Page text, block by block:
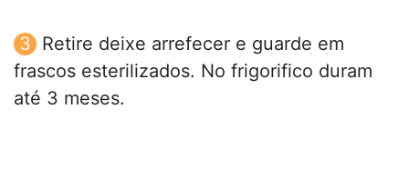
Retire deixe arrefecer e guarde em
frascos esterilizados. No frigorifico duram
até 3 meses.